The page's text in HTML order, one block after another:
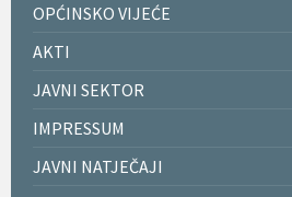
OPĆINSKO VIJEĆE
AKTI
JAVNI SEKTOR
IMPRESSUM
JAVNI NATJEČAJI